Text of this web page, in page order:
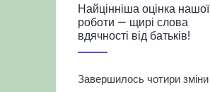
Найцінніша оцінка нашої
роботи — щирі слова
вдячності від батьків!
Завершилось чотири зміни